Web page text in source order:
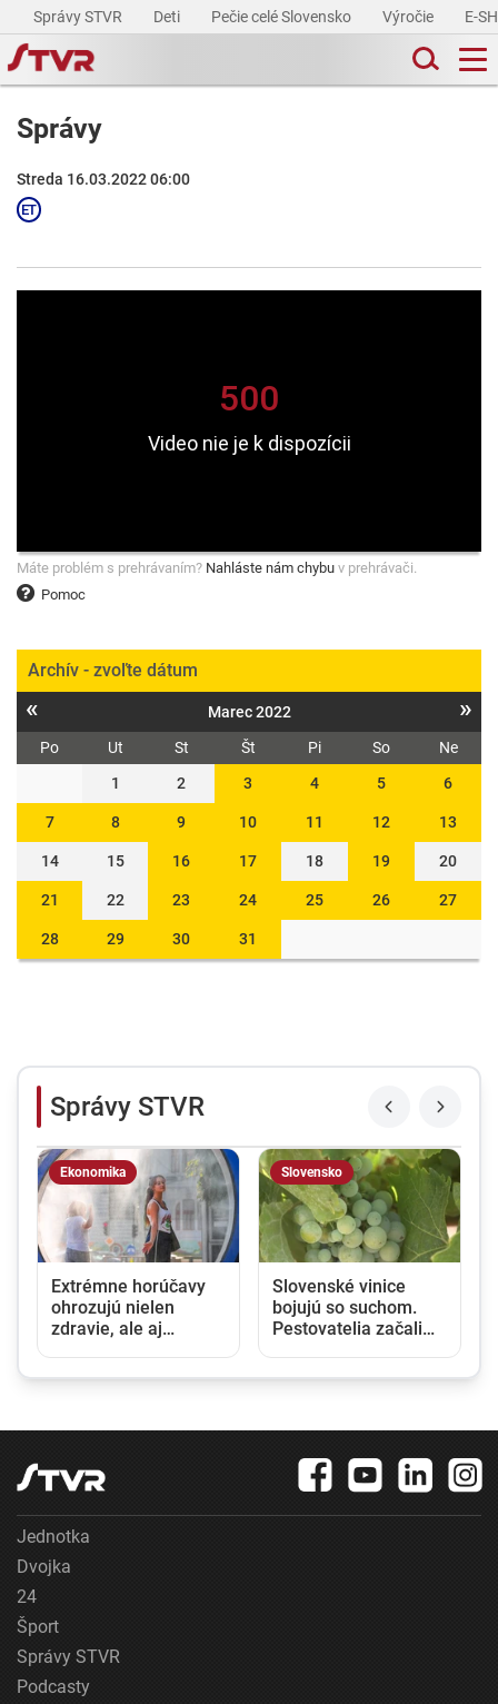
Správy STVR Deti Pečie celé Slovensko Výročie E-
Správy
Streda 16.03.2022 06:00
Pomoc
Máte problém s prehrávaním? Nahláste nám chybu v prehrávači.
Archív - zvoľte dátum
« Marec 2022 »
Po Ut St Št Pi So
Ne
1
2 3 4 5 6
7 8 9 10 11 12 13
14 15 16 17 18 19 20
21 22 23 24 25 26 27
28 29 30 31
Správy STVR
Ekonomika
Extrémne horúčavy
ohrozujú nielen
zdravie, ale aj
Slovensko
Slovenské vinice
bojujú so suchom.
Pestovatelia začali
Jednotka
Dvojka
24
Šport
Správy STVR
Podcasty